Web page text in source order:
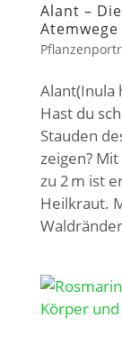
Alant –
Alant(Inula
Hast du
Stauden
zeigen?
zu 2 m ist
Heilkraut.